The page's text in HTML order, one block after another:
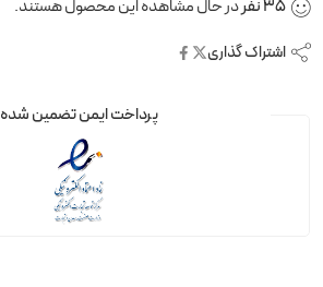
35نفردر حال مشاهده این محصول هستند.
اشتراک گذاری
پرداخت ایمن تضمین شده